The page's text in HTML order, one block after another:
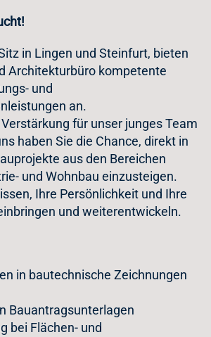
in Lingen und Steinfurt, bieten
Architekturbüro kompetente
und
an.
für unser junges Team
haben Sie die Chance, direkt in
aus den Bereichen
und Wohnbau einzusteigen.
Ihre Persönlichkeit und Ihre
und weiterentwickeln.
in bautechnische Zeichnungen
Bauantragsunterlagen
bei Flächen- und